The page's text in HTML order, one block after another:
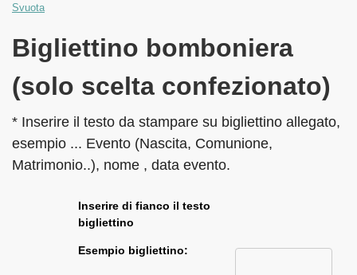
Svuota
Bigliettino bomboniera
(solo scelta confezionato)
* Inserire il testo da stampare su bigliettino allegato,
esempio ... Evento (Nascita, Comunione,
Matrimonio..), nome , data evento.
Inserire di fianco il testo
bigliettino
Esempio bigliettino: